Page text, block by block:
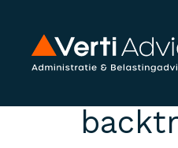
Btw-